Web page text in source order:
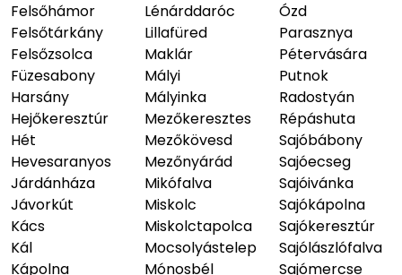
Felsőhámor
Felsőtárkány
Felsőzsolca
Füzesabony
Harsány
Hejőkeresztúr
Hét
Hevesaranyos
Járdánháza
Jávorkút
Kács
Kál
Kápolna
Lénárddaróc
Lillafüred
Maklár
Mályi
Mályinka
Mezőkeresztes
Mezőkövesd
Mezőnyárád
Mikófalva
Miskolc
Miskolctapolca
Mocsolyástelep
Mónosbél
Ózd
Parasznya
Pétervására
Putnok
Radostyán
Répáshuta
Sajóbábony
Sajóecseg
Sajóivánka
Sajókápolna
Sajókeresztúr
Sajólászlófalva
Sajómercse